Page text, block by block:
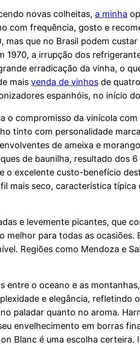
novas colheitas, a minha
com frequência, gosto e
que no Brasil podem
a irrupção dos
erradicação da vinha, o
maisvenda de vinhos de
espanhóis, no início
compromisso da vinícola
tinto com personalidade
de ameixa e
de baunilha, resultado dos
o excelente custo-benefício
mais seco, característica
e levemente picantes, que
para todas as
Regiões como Mendoza e
entre o oceano e as
e elegância, refletindo
paladar quanto no aroma.
envelhecimento em borras
Blanc é uma escolha